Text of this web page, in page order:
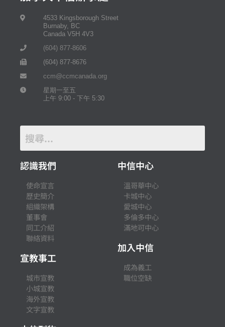
4533 Kingsborough Street
Burnaby, BC
Canada V5H 4V3
(604) 877-8606
(604) 877-8676
ccm@ccmcanada.org
星期一至五
上午 9:00 - 下午 5:30
認識我們
使命宣言
歷史簡介
組織架構
董事會
同工介紹
聯絡資料
宣教事工
城市宣教
小城宣教
海外宣教
文字宣教
中信中心
溫哥華中心
卡城中心
愛城中心
多倫多中心
滿地可中心
加入中信
成為義工
職位空缺